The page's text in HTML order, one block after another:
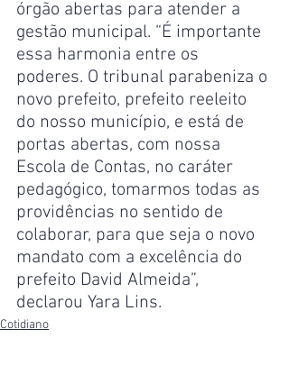
órgão abertas para atender a
gestão municipal. “É importante
essa harmonia entre os
poderes. O tribunal parabeniza o
novo prefeito, prefeito reeleito
do nosso município, e está de
portas abertas, com nossa
Escola de Contas, no caráter
pedagógico, tomarmos todas as
providências no sentido de
colaborar, para que seja o novo
mandato com a excelência do
prefeito David Almeida”,
declarou Yara Lins.
Cotidiano